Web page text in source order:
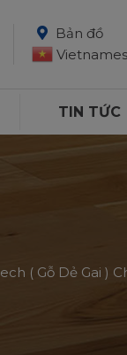
Bản đồ
TIN TỨC
( Gỗ Dẻ Gai )